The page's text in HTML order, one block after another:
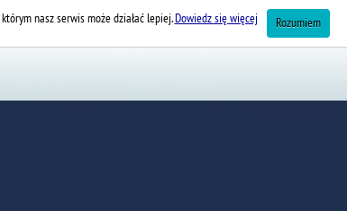
nasz serwis może działać lepiej.Dowiedz się więcej Rozumiem